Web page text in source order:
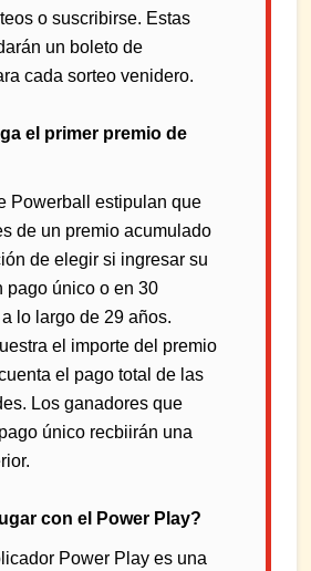
o suscribirse. Estas
un boleto de
cada sorteo venidero.
el primer premio de
Powerball estipulan que
de un premio acumulado
de elegir si ingresar su
pago único o en 30
lo largo de 29 años.
el importe del premio
el pago total de las
Los ganadores que
único recbiirán una
con el Power Play?
Power Play es una